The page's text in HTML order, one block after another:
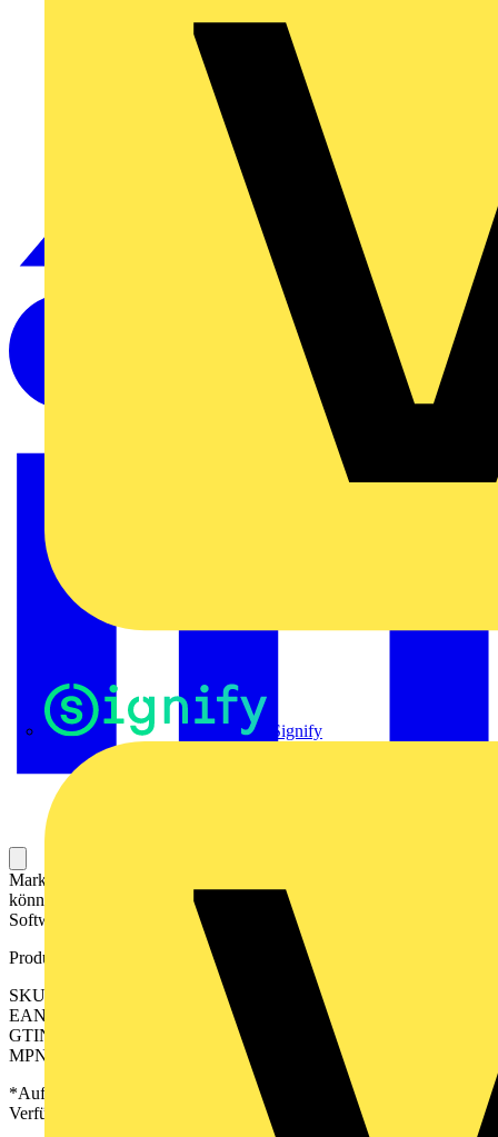
Signify
Markierer für die Beschriftung von Klemmen. Die Markierer
können mit einem Drucker oder Plotter und entsprechender
Software beschriftet werden.
Produktkennzeichen
SKU: 2563020000
EAN: 04050118572292
GTIN: 04050118572292
MPN: SCHT 8/30
*Auf Anfrage verfügbar - bitte in den Warenkorb legen, um
Verfügbarkeit zu prüfen